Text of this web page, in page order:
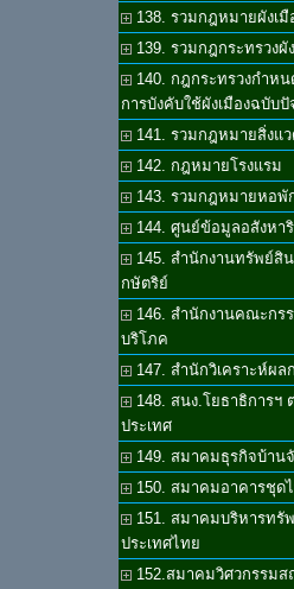
138. รวมกฎหมายผังเมื
139. รวมกฎกระทรวงผั
140. กฎกระทรวงกำหน
การบังคับใช้ผังเมืองฉบับ
141. รวมกฎหมายสิ่งแ
142. กฎหมายโรงแรม
143. รวมกฎหมายหอพั
144. ศูนย์ข้อมูลอสังหา
145. สำนักงานทรัพย์สิ
กษัตริย์
146. สำนักงานคณะกร
บริโภค
147. สำนักวิเคราะห์ผ
148. สนง.โยธาธิการฯ
ประเทศ
149. สมาคมธุรกิจบ้าน
150. สมาคมอาคารชุด
151. สมาคมบริหารทรั
ประเทศไทย
152.สมาคมวิศวกรรมส